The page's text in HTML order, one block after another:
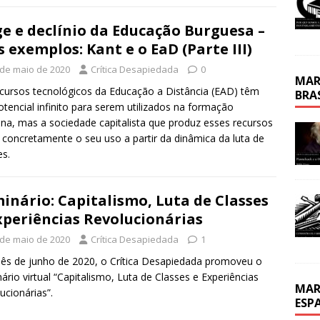
e declínio da Educação Burguesa –
exemplos: Kant e o EaD (Parte III)
maio de 2020 Crítica Desapiedada 0
tecnológicos da Educação a Distância (EAD) têm
infinito para serem utilizados na formação
mas a sociedade capitalista que produz esses recursos
o seu uso a partir da dinâmica da luta de
Capitalismo, Luta de Classes
Revolucionárias
maio de 2020 Crítica Desapiedada 1
de junho de 2020, o Crítica Desapiedada promoveu o
virtual “Capitalismo, Luta de Classes e Experiências